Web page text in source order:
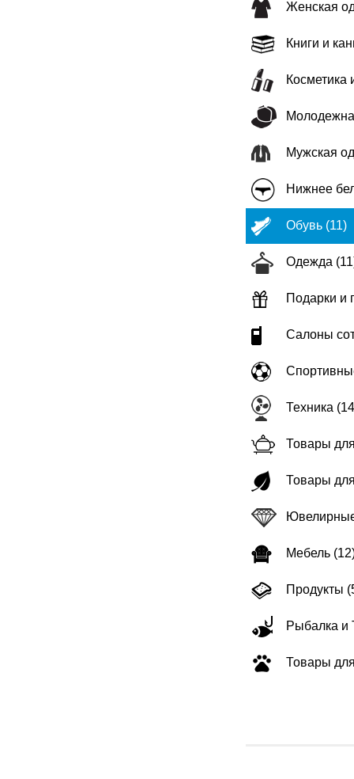
Женская
Книги и
Мужская
Нижнее
Обувь (11)
Одежда
Подарки и
Салоны
Техника
Товары
Товары
Мебель
Продукты
Рыбалка и
Товары